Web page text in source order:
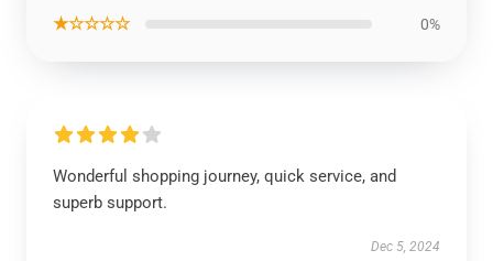
★☆☆☆☆ 0%
Wonderful shopping journey, quick service, and
superb support.
Dec 5, 2024